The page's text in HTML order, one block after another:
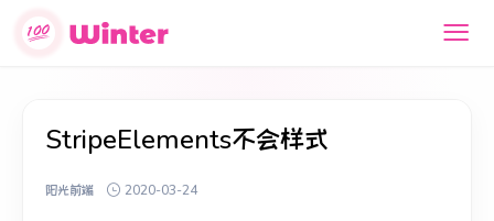
StripeElements不会样式
阳光前端 2020-03-24